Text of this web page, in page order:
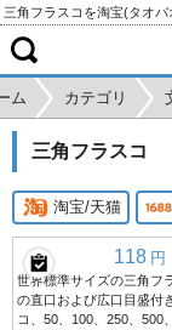
ム カテゴリ
三角フラスコ
淘宝/天猫
118 円
世界標準サイズの三角フ
の直口および広口目盛付
コ、50、100、250、500